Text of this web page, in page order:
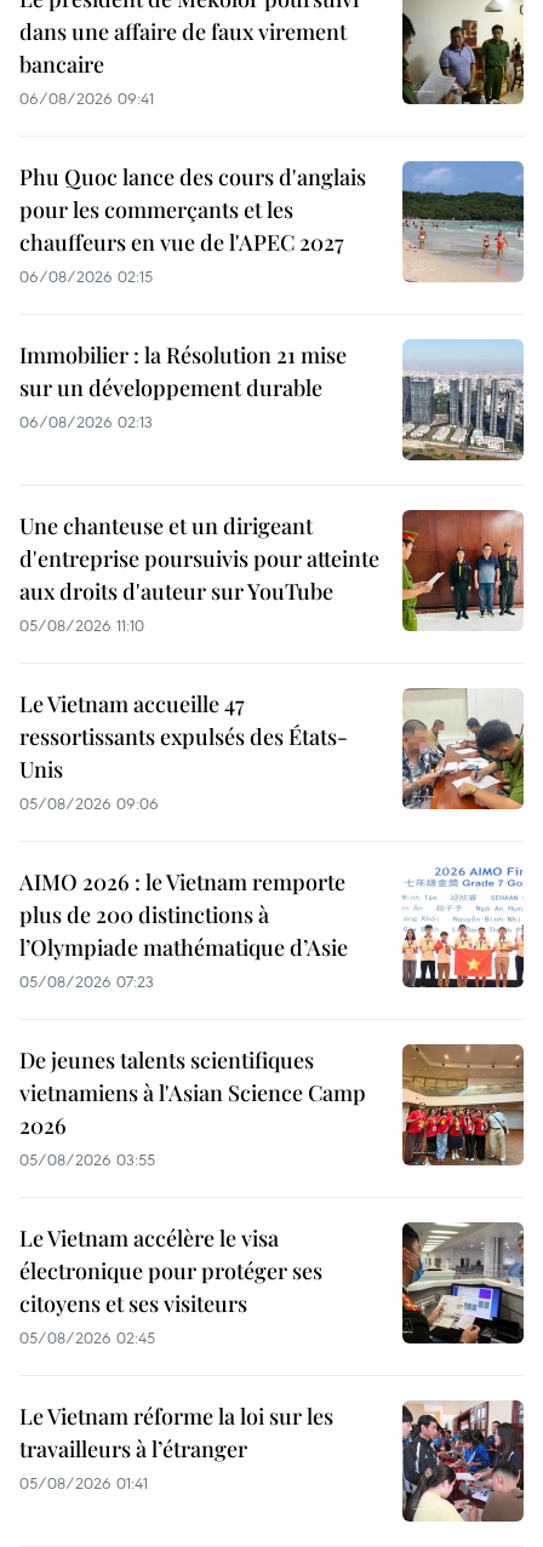
dans une affaire de faux virement
bancaire
06/08/2026 09:41
Phu Quoc lance des cours d'anglais
pour les commerçants et les
chauffeurs en vue de l'APEC 2027
06/08/2026 02:15
Immobilier : la Résolution 21 mise
sur un développement durable
06/08/2026 02:13
Une chanteuse et un dirigeant
d'entreprise poursuivis pour atteinte
aux droits d'auteur sur YouTube
05/08/2026 11:10
Le Vietnam accueille 47
ressortissants expulsés des États-
Unis
05/08/2026 09:06
AIMO 2026 : le Vietnam remporte
plus de 200 distinctions à
l’Olympiade mathématique d’Asie
05/08/2026 07:23
De jeunes talents scientifiques
vietnamiens à l'Asian Science Camp
2026
05/08/2026 03:55
Le Vietnam accélère le visa
électronique pour protéger ses
citoyens et ses visiteurs
05/08/2026 02:45
Le Vietnam réforme la loi sur les
travailleurs à l’étranger
05/08/2026 01:41